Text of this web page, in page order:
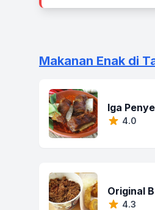
Makanan Enak di
Iga
4.0
Original
4.3